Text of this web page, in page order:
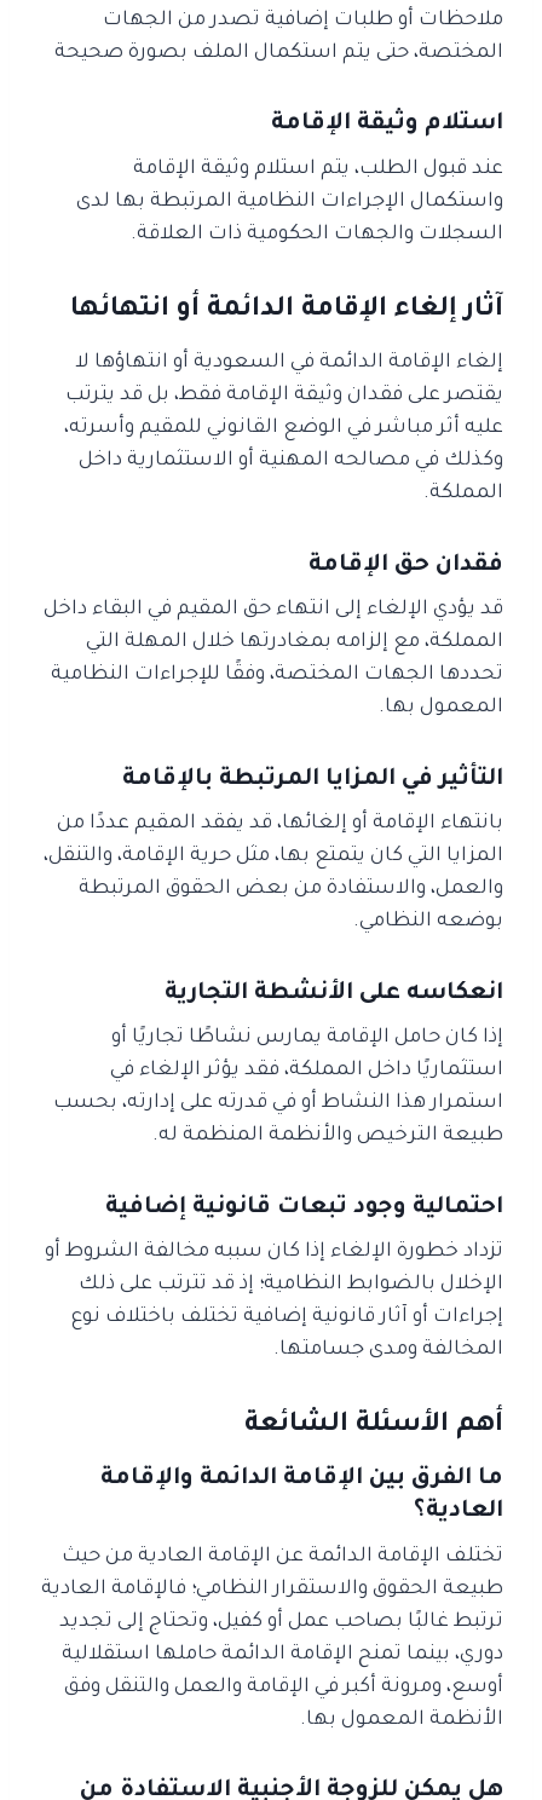
ملاحظات أو طلبات إضافية تصدر من الجهات
المختصة، حتى يتم استكمال الملف بصورة صحيحة
استلام وثيقة الإقامة
عند قبول الطلب، يتم استلام وثيقة الإقامة
واستكمال الإجراءات النظامية المرتبطة بها لدى
السجلات والجهات الحكومية ذات العلاقة.
آثار إلغاء الإقامة الدائمة أو انتهائها
إلغاء الإقامة الدائمة في السعودية أو انتهاؤها لا
يقتصر على فقدان وثيقة الإقامة فقط، بل قد يترتب
عليه أثر مباشر في الوضع القانوني للمقيم وأسرته،
وكذلك في مصالحه المهنية أو الاستثمارية داخل
المملكة.
فقدان حق الإقامة
قد يؤدي الإلغاء إلى انتهاء حق المقيم في البقاء داخل
المملكة، مع إلزامه بمغادرتها خلال المهلة التي
تحددها الجهات المختصة، وفقًا للإجراءات النظامية
المعمول بها.
التأثير في المزايا المرتبطة بالإقامة
بانتهاء الإقامة أو إلغائها، قد يفقد المقيم عددًا من
المزايا التي كان يتمتع بها، مثل حرية الإقامة، والتنقل،
والعمل، والاستفادة من بعض الحقوق المرتبطة
بوضعه النظامي.
انعكاسه على الأنشطة التجارية
إذا كان حامل الإقامة يمارس نشاطًا تجاريًا أو
استثماريًا داخل المملكة، فقد يؤثر الإلغاء في
استمرار هذا النشاط أو في قدرته على إدارته، بحسب
طبيعة الترخيص والأنظمة المنظمة له.
احتمالية وجود تبعات قانونية إضافية
تزداد خطورة الإلغاء إذا كان سببه مخالفة الشروط أو
الإخلال بالضوابط النظامية؛ إذ قد تترتب على ذلك
إجراءات أو آثار قانونية إضافية تختلف باختلاف نوع
المخالفة ومدى جسامتها.
أهم الأسئلة الشائعة
ما الفرق بين الإقامة الدائمة والإقامة
العادية؟
تختلف الإقامة الدائمة عن الإقامة العادية من حيث
طبيعة الحقوق والاستقرار النظامي؛ فالإقامة العادية
ترتبط غالبًا بصاحب عمل أو كفيل، وتحتاج إلى تجديد
دوري، بينما تمنح الإقامة الدائمة حاملها استقلالية
أوسع، ومرونة أكبر في الإقامة والعمل والتنقل وفق
الأنظمة المعمول بها.
هل يمكن للزوجة الأجنبية الاستفادة من